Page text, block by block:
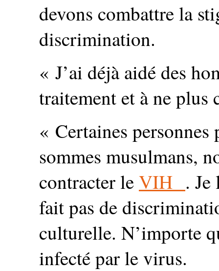
devons combattre la
discrimination.
« J’ai déjà aidé des
traitement et à ne plus
« Certaines personnes
sommes musulmans,
contracter leVIH .
fait pas de
culturelle. N’importe
infecté par le virus.